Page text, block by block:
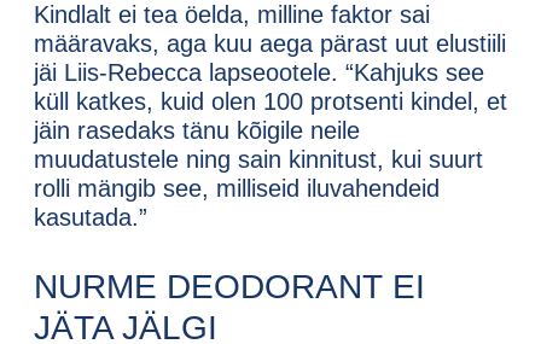
Kindlalt ei tea öelda, milline faktor sai
määravaks, aga kuu aega pärast uut elustiili
jäi Liis-Rebecca lapseootele. “Kahjuks see
küll katkes, kuid olen 100 protsenti kindel, et
jäin rasedaks tänu kõigile neile
muudatustele ning sain kinnitust, kui suurt
rolli mängib see, milliseid iluvahendeid
kasutada.”
NURME DEODORANT EI
JÄTA JÄLGI